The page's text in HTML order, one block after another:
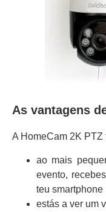
As vantagens
A HomeCam 2K
ao mais
evento,
teu smartphone
estás a ver um